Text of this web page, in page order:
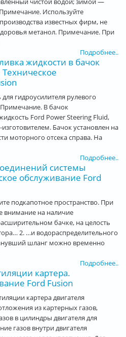
Используйте
известных фирм, не
метанол. Примечание. При
Подробнее..
жидкости в бачок
гидроусилителя рулевого
В бачок
Ford Power Steering Fluid,
Бачок установлен на
моторного отсека справа. На
Подробнее..
системы
обслуживание Ford
подкапотное пространство. При
внимание на наличие
бачке, на целость
2. …и водораспределительного
шланг можно временно
Подробнее..
картера.
Ford Fusion
картера двигателя
из картерных газов,
в цилиндры двигателя для
газов внутри двигателя